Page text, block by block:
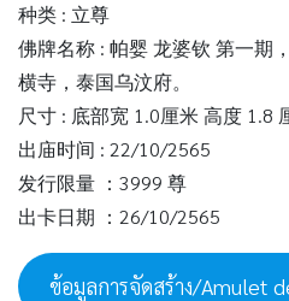
种类 : 立尊
佛牌名称 : 帕婴 龙婆钦 第一期
横寺，泰国乌汶府。
尺寸 : 底部宽 1.0厘米 高度 1.8
出庙时间 : 22/10/2565
发行限量 ：3999 尊
出卡日期 ：26/10/2565
ข้อมูลการจัดสร้าง/Amulet